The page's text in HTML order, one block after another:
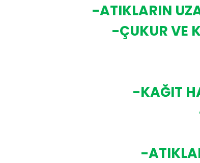
-ATIKLARIN
-ÇUKUR VE
-KAĞIT
-